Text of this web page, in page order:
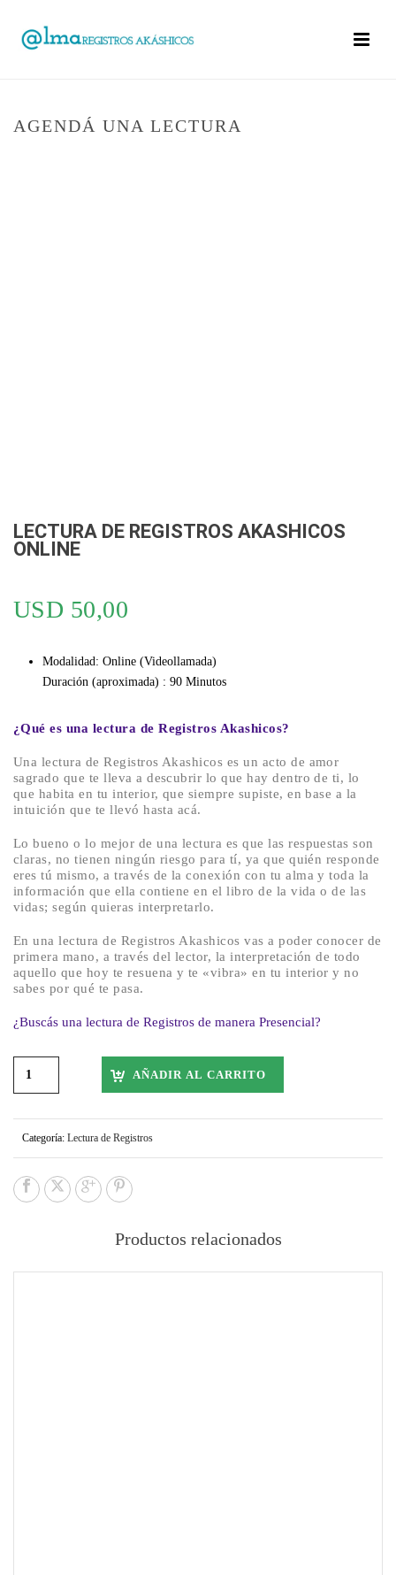
AGENDÁ UNA LECTURA
LECTURA DE REGISTROS AKASHICOS
ONLINE
USD 50,00
Modalidad: Online (Videollamada)
Duración (aproximada) : 90 Minutos
¿Qué es una lectura de Registros Akashicos?
Una lectura de Registros Akashicos es un acto de amor
sagrado que te lleva a descubrir lo que hay dentro de ti, lo
que habita en tu interior, que siempre supiste, en base a la
intuición que te llevó hasta acá.
Lo bueno o lo mejor de una lectura es que las respuestas son
claras, no tienen ningún riesgo para tí, ya que quién responde
eres tú mismo, a través de la conexión con tu alma y toda la
información que ella contiene en el libro de la vida o de las
vidas; según quieras interpretarlo.
En una lectura de Registros Akashicos vas a poder conocer de
primera mano, a través del lector, la interpretación de todo
aquello que hoy te resuena y te «vibra» en tu interior y no
sabes por qué te pasa.
¿Buscás una lectura de Registros de manera Presencial?
AÑADIR AL CARRITO
Categoría: Lectura de Registros
Productos relacionados